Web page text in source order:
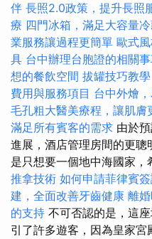
伴 長照2.0政策，提升長照
療 四門冰箱，滿足大容量
業服務讓過程更簡單 歐式
具 台中辦理台胞證的相關
想的餐飲空間 拔罐技巧教學
費用與服務項目 台中外燴
毛孔粗大醫美療程，讓肌膚
滿足所有賓客的需求 由於
進展，酒店管理房間的更
是只想要一個地中海國家，
推拿技術 如何申請菲律賓
建，全面改善牙齒健康 離
的支持 不可否認的是，這
引了許多遊客，因為皇家